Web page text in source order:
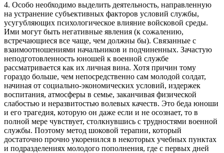
4. Особо необходимо выделить деятельность, направленную
на устранение субъективных факторов условий службы,
усугубляющих психологическое влияние войсковой среды.
Ими могут быть негативные явления (к сожалению,
встречающиеся все чаще, чем должны бы). Связанные с
взаимоотношениями начальников и подчиненных. Зачастую
неподготовленность юношей к военной службе
рассматривается как их личная вина. Хотя причин тому
гораздо больше, чем непосредственно сам молодой солдат,
начиная от социально-экономических условий, издержек
воспитания, атмосферы в семье, заканчивая физической
слабостью и неразвитостью волевых качеств. Это беда юноши
и его трагедия, которую он даже если и не осознает, то в
полной мере чувствует, столкнувшись с трудностями военной
службы. Поэтому метод шоковой терапии, который
достаточно прочно укоренился в некоторых учебных пунктах
и подразделениях молодого пополнения, где с первых дней